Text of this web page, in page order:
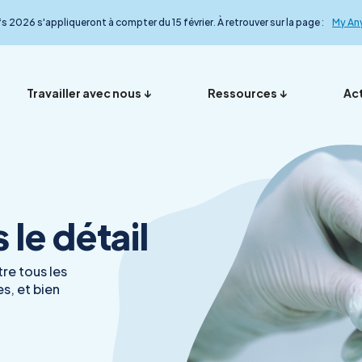
2026 s'appliqueront à compter du 15 février. À retrouver sur la page : My
L’équipe
Nos
Travailler avec nous
France
My Anydiag
Ressources
Nos
le détail
le détail
tous les
et bien